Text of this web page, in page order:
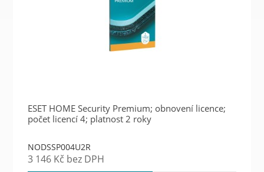
ESET HOME Security Premium; obnovení licence;
počet licencí 4; platnost 2 roky
NODSSP004U2R
3 146 Kč bez DPH